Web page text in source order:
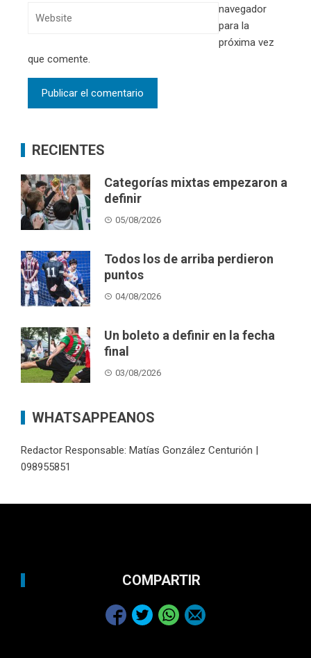
navegador
para la
próxima vez
que comente.
RECIENTES
Categorías mixtas empezaron a
definir
05/08/2026
Todos los de arriba perdieron
puntos
04/08/2026
Un boleto a definir en la fecha
final
03/08/2026
WHATSAPPEANOS
Redactor Responsable: Matías González Centurión |
098955851
COMPARTIR